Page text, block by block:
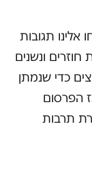
תגובות
חוזרים ונשנים
כדי שנמתן
הפרסום
תרבות